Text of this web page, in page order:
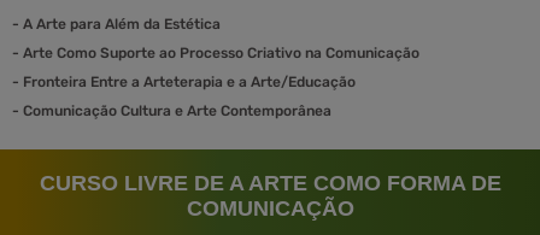
- A Arte para Além da Estética
- Arte Como Suporte ao Processo Criativo na Comunicação
- Fronteira Entre a Arteterapia e a Arte/Educação
- Comunicação Cultura e Arte Contemporânea
CURSO LIVRE DE A ARTE COMO FORMA DE
COMUNICAÇÃO